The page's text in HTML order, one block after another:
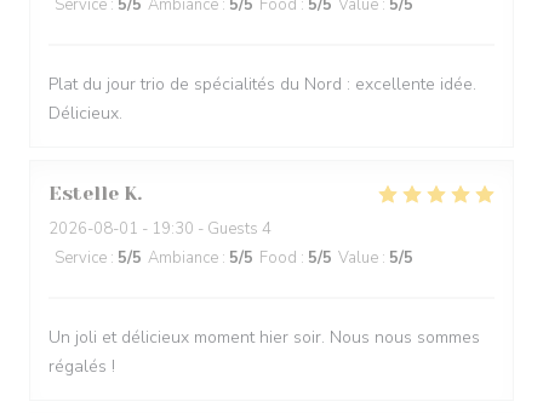
Service : 5/5 Ambiance : 5/5 Food : 5/5 Value : 5/5
Plat du jour trio de spécialités du Nord : excellente idée.
Délicieux.
Estelle K
2026-08-01 - 19:30 - Guests 4
Service : 5/5 Ambiance : 5/5 Food : 5/5 Value : 5/5
Un joli et délicieux moment hier soir. Nous nous sommes
régalés !